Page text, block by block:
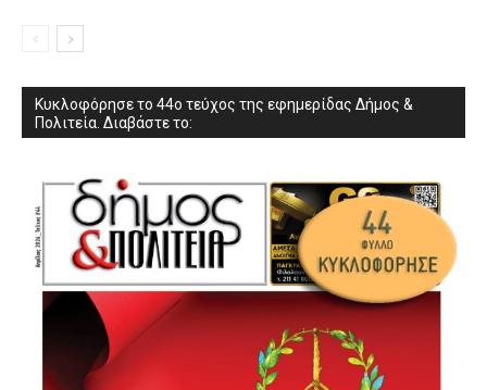
Κυκλοφόρησε το 44ο τεύχος της εφημερίδας Δήμος &
Πολιτεία. Διαβάστε το: